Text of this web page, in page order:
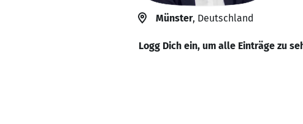
Münster, Deutschland
Logg Dich ein, um alle Einträge zu